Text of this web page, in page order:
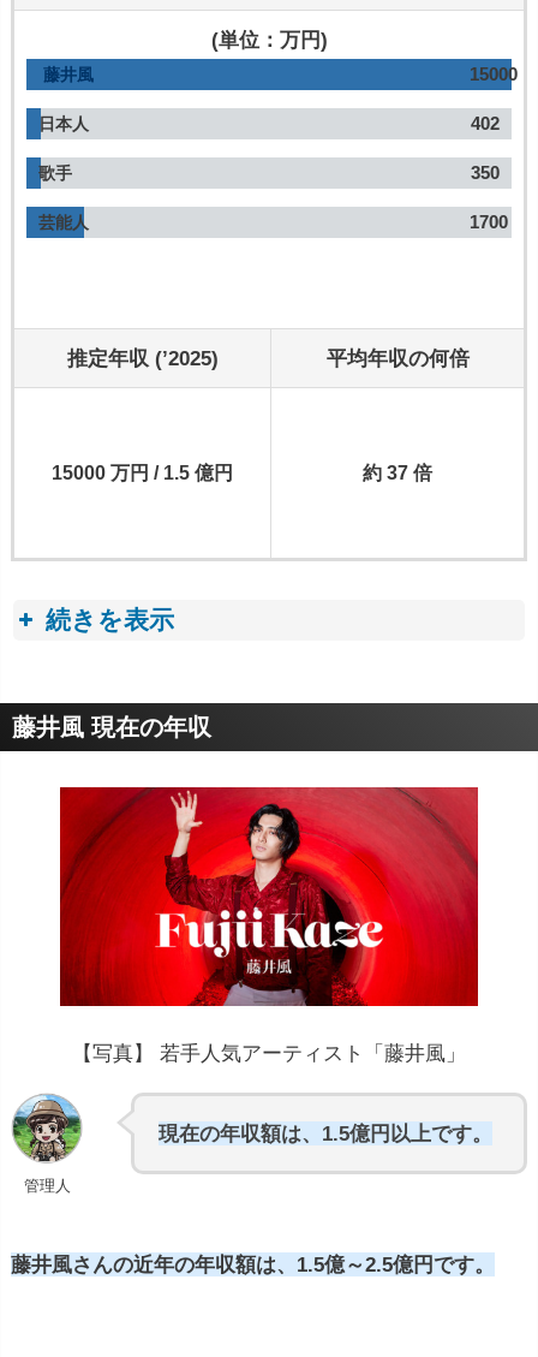
(単位：万円)
藤井風 15000
日本人 402
歌手 350
芸能人 1700
推定年収 (’2025) 平均年収の何倍
15000 万円 / 1.5 億円 約 37 倍
続きを表示
収入トピック
■歌手(シンガーソングライター)の年収・収入事情
円から400万円
万円以下
数億円規模の大きな収
入が得られるケースもあり
藤井風 現在の年収
【写真】 若手人気アーティスト「藤井風」
管理人
現在の年収額は、1.5億円以上です。
藤井風さんの近年の年収額は、1.5億～2.5億円です。